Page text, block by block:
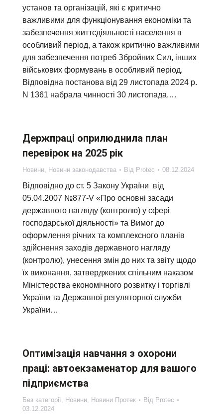
установ та організацій, які є критично
важливими для функціонування економіки та
забезпечення життєдіяльності населення в
особливий період, а також критично важливими
для забезпечення потреб Збройних Сил, інших
військових формувань в особливий період.
Відповідна постанова від 29 листопада 2024 р.
N 1361 набрала чинності 30 листопада.…
Держпраці оприлюднила план
перевірок на 2025 рік
Новини, Новини законодавства Від Protec 08.12.2024
Відповідно до ст. 5 Закону України від
05.04.2007 №877-V «Про основні засади
державного нагляду (контролю) у сфері
господарської діяльності» та Вимог до
оформлення річних та комплексного планів
здійснення заходів державного нагляду
(контролю), унесення змін до них та звіту щодо
їх виконання, затверджених спільним наказом
Міністерства економічного розвитку і торгівлі
України та Державної регуляторної служби
України…
Оптимізація навчання з охорони
праці: автоекзаменатор для вашого
підприємства
Без категорії, Новини, Новини Протек Від Protec
03.12.2024